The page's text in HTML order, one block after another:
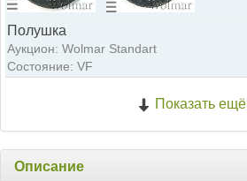
Полушка
Аукцион: Wolmar Standart
Состояние: VF
Показать ещё
Описание